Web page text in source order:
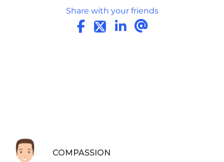
Share with your friends
COMPASSION